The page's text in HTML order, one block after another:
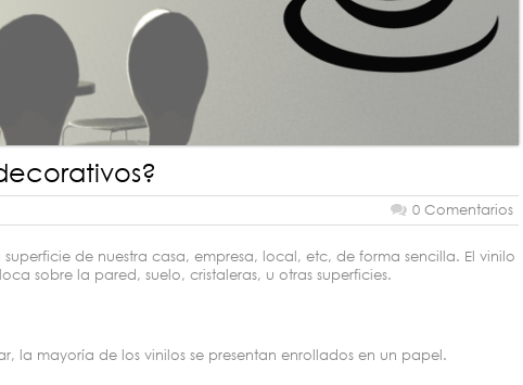
0 Comentarios
de nuestra casa, empresa, local, etc, de forma sencilla. El vinilo
sobre la pared, suelo, cristaleras, u otras superficies.
la mayoría de los vinilos se presentan enrollados en un papel.